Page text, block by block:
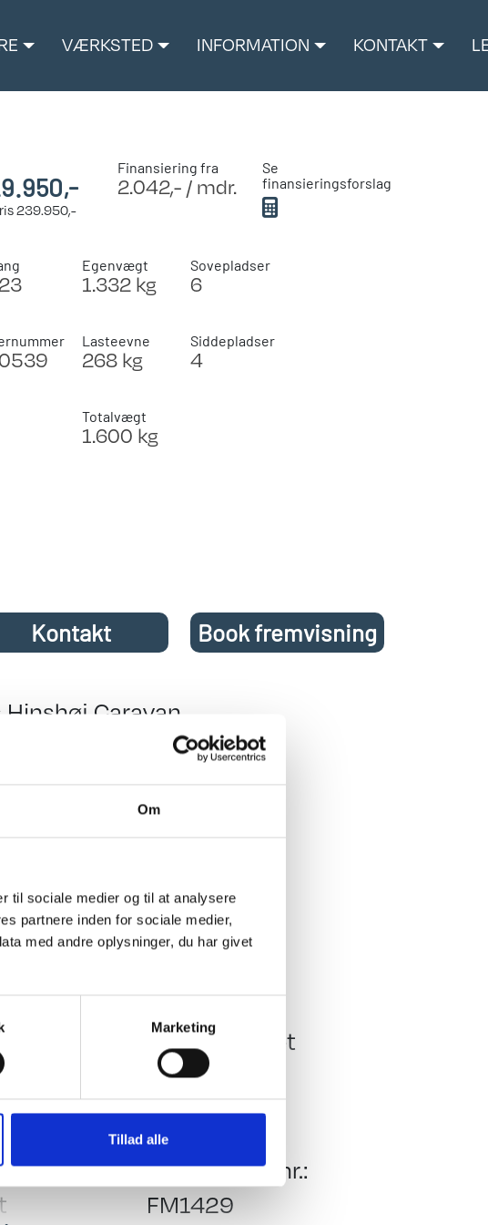
Om
til sociale medier og til at analysere
partnere inden for sociale medier,
med andre oplysninger, du har givet
Marketing
Tillad alle
VÆRKSTED INFORMATION KONTAKT
239.950,-
Finansiering fra
2.042,- / mdr.
Se
finansieringsforslag
Egenvægt
1.332 kg
Lasteevne
268 kg
Totalvægt
1.600 kg
Sovepladser
6
Siddepladser
4
Kontakt Book fremvisning
Caravan
med 2 køjer, franskseng og
sider af udstyr kan nævnes:
Commondore Dawn med
Kassettetoilet
Brusebund
Køleskab
Køleskabsstørrelse:
133 L Slim Tower
åbnes fra begge sider
Generelt
Vognnr./Reg nr.:
FM1429